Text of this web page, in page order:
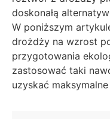
doskonałą
W poniższym
drożdży na wzrost
przygotowania
zastosować taki
uzyskać